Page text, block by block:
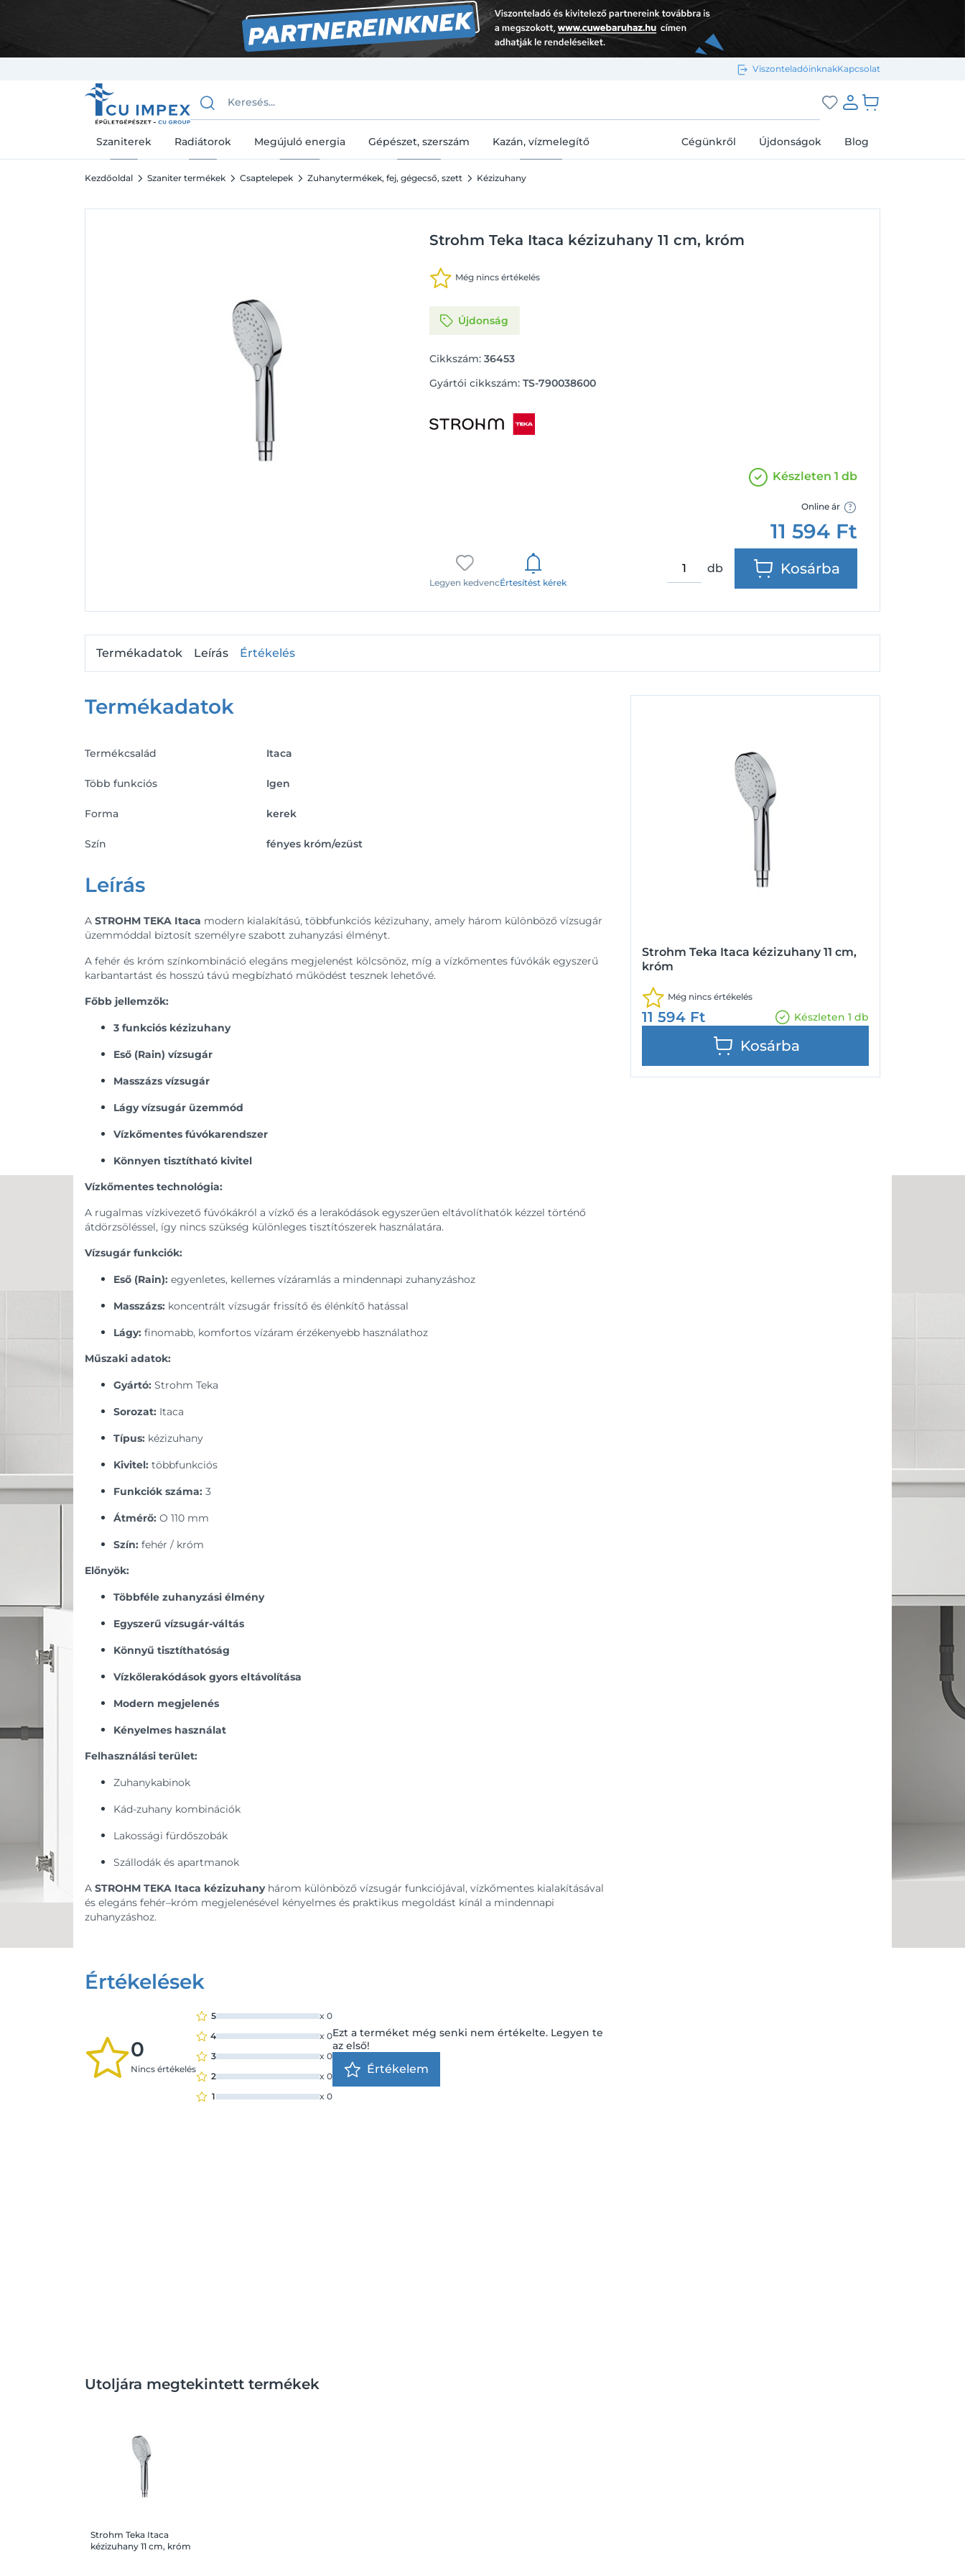
ViszonteladóinknakKapcsolat
Bejelentkezés e-mail-címmel
Szaniterek Radiátorok Megújuló energia Gépészet, szerszám Kazán, vízmelegítő Cégünkről Újdonságok Blog
Kezdőoldal Szaniter termékek Csaptelepek Zuhanytermékek, fej, gégecső, szett Kézizuhany
Strohm Teka Itaca kézizuhany 11 cm, króm
Még nincs értékelés
Újdonság
Cikkszám: 36453
Gyártói cikkszám: TS-790038600
Legyen kedvencÉrtesítést kérek
Készleten 1 db
Online ár
11 594 Ft
db Kosárba
Strohm Teka Itaca kézizuhany 11 cm,
króm
Még nincs értékelés
11 594 Ft Készleten 1 db
Kosárba
Termékadatok Leírás Értékelés
Termékadatok
Termékcsalád Itaca
Több funkciós Igen
Forma kerek
Szín fényes króm/ezüst
Leírás
A STROHM TEKA Itaca modern kialakítású, többfunkciós kézizuhany, amely három különböző vízsugár
üzemmóddal biztosít személyre szabott zuhanyzási élményt.
A fehér és króm színkombináció elegáns megjelenést kölcsönöz, míg a vízkőmentes fúvókák egyszerű
karbantartást és hosszú távú megbízható működést tesznek lehetővé.
Főbb jellemzők:
3 funkciós kézizuhany
Eső (Rain) vízsugár
Masszázs vízsugár
Lágy vízsugár üzemmód
Vízkőmentes fúvókarendszer
Könnyen tisztítható kivitel
Vízkőmentes technológia:
A rugalmas vízkivezető fúvókákról a vízkő és a lerakódások egyszerűen eltávolíthatók kézzel történő
átdörzsöléssel, így nincs szükség különleges tisztítószerek használatára.
Vízsugár funkciók:
Eső (Rain): egyenletes, kellemes vízáramlás a mindennapi zuhanyzáshoz
Masszázs: koncentrált vízsugár frissítő és élénkítő hatással
Lágy: finomabb, komfortos vízáram érzékenyebb használathoz
Műszaki adatok:
Gyártó: Strohm Teka
Sorozat: Itaca
Típus: kézizuhany
Kivitel: többfunkciós
Funkciók száma: 3
Átmérő: O 110 mm
Szín: fehér / króm
Előnyök:
Többféle zuhanyzási élmény
Egyszerű vízsugár-váltás
Könnyű tisztíthatóság
Vízkőlerakódások gyors eltávolítása
Modern megjelenés
Kényelmes használat
Felhasználási terület:
Zuhanykabinok
Kád-zuhany kombinációk
Lakossági fürdőszobák
Szállodák és apartmanok
A STROHM TEKA Itaca kézizuhanyhárom különböző vízsugár funkciójával, vízkőmentes kialakításával
és elegáns fehér–króm megjelenésével kényelmes és praktikus megoldást kínál a mindennapi
zuhanyzáshoz.
Értékelések
0
Nincs értékelés
5 x 0
4
x 0
3
x 0
2
x 0
1
x 0
Ezt a terméket még senki nem értékelte. Legyen te
az első!
Értékelem
Utoljára megtekintett termékek
Strohm Teka Itaca
kézizuhany 11 cm, króm